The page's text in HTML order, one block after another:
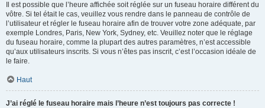
Il est possible que l’heure affichée soit réglée sur un fuseau horaire différent du
vôtre. Si tel était le cas, veuillez vous rendre dans le panneau de contrôle de
l’utilisateur et régler le fuseau horaire afin de trouver votre zone adéquate, par
exemple Londres, Paris, New York, Sydney, etc. Veuillez noter que le réglage
du fuseau horaire, comme la plupart des autres paramètres, n’est accessible
qu’aux utilisateurs inscrits. Si vous n’êtes pas inscrit, c’est l’occasion idéale de
le faire.
Haut
J’ai réglé le fuseau horaire mais l’heure n’est toujours pas correcte !